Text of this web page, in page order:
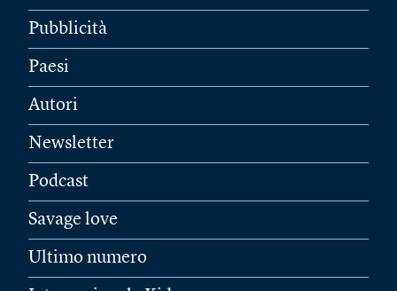
Pubblicità
Paesi
Autori
Newsletter
Podcast
Savage love
Ultimo numero